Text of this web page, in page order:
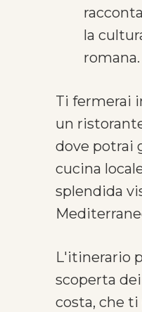
la
romana.
Ti fermerai
un
dove potrai
cucina
splendida
L'itinerario
scoperta
costa, che